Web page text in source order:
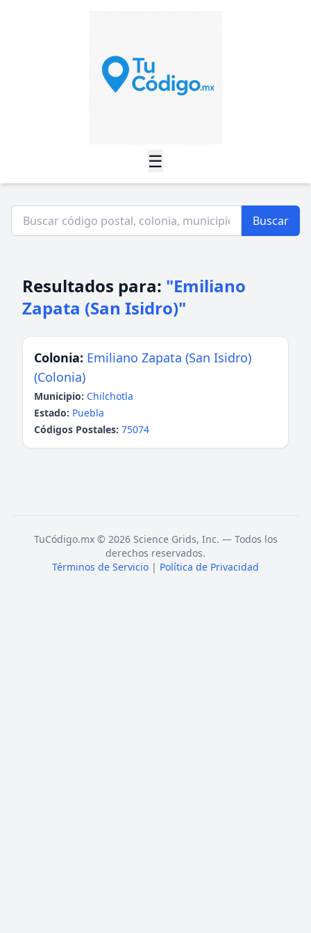
☰
Buscar
Resultados para: "Emiliano
Zapata (San Isidro)"
Colonia: Emiliano Zapata (San Isidro)
(Colonia)
Municipio: Chilchotla
Estado: Puebla
Códigos Postales: 75074
TuCódigo.mx © 2026 Science Grids, Inc. — Todos los
derechos reservados.
Términos de Servicio | Política de Privacidad